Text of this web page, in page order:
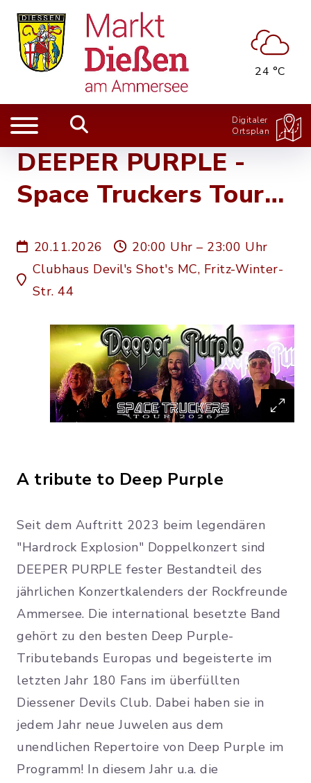
24 °C
Digitaler
Ortsplan
DEEPER PURPLE -
Space Truckers Tour
20.11.2026
20:00 Uhr – 23:00 Uhr
Clubhaus Devil's Shot's MC, Fritz-Winter-
Str. 44
A tribute to Deep Purple
Seit dem Auftritt 2023 beim legendären
"Hardrock Explosion" Doppelkonzert sind
DEEPER PURPLE fester Bestandteil des
jährlichen Konzertkalenders der Rockfreunde
Ammersee. Die international besetzte Band
gehört zu den besten Deep Purple-
Tributebands Europas und begeisterte im
letzten Jahr 180 Fans im überfüllten
Diessener Devils Club. Dabei haben sie in
jedem Jahr neue Juwelen aus dem
unendlichen Repertoire von Deep Purple im
Programm! In diesem Jahr u.a. die